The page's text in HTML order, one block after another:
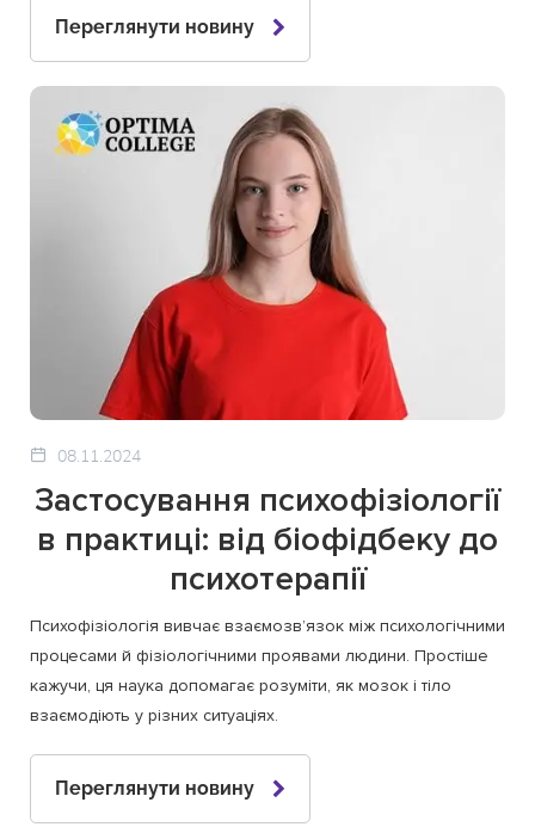
Переглянути новину
08.11.2024
Застосування психофізіології
в практиці: від біофідбеку до
психотерапії
Психофізіологія вивчає взаємозв’язок між психологічними
процесами й фізіологічними проявами людини. Простіше
кажучи, ця наука допомагає розуміти, як мозок і тіло
взаємодіють у різних ситуаціях.
Переглянути новину